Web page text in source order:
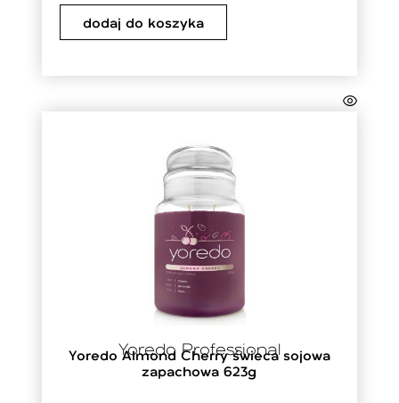
dodaj do koszyka
Yoredo Professional
Yoredo Almond Cherry świeca sojowa
zapachowa 623g